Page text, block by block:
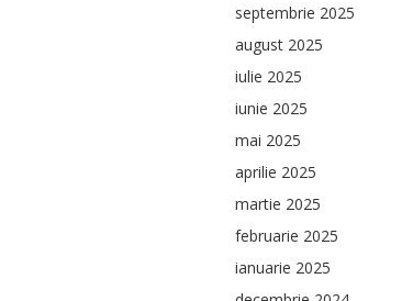
septembrie 2025
august 2025
iulie 2025
iunie 2025
mai 2025
aprilie 2025
martie 2025
februarie 2025
ianuarie 2025